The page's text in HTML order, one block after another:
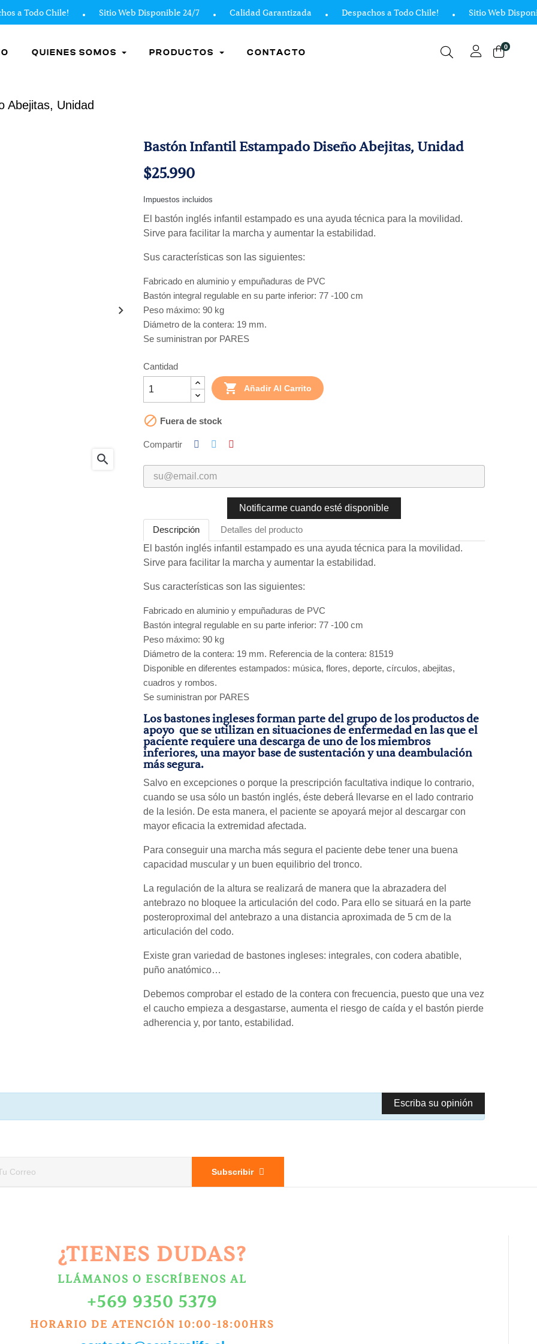
a Todo Chile! Sitio Web Disponible 24/7 Calidad Garantizada Despachos a Todo Chile! Sitio Web Disponible
QUIENES SOMOS PRODUCTOS CONTACTO
0
Abejitas, Unidad
search
Bastón Infantil Estampado Diseño Abejitas, Unidad
$25.990
Impuestos incluidos
El bastón inglés infantil estampado es una ayuda técnica para la movilidad.
Sirve para facilitar la marcha y aumentar la estabilidad.
Sus características son las siguientes:
Fabricado en aluminio y empuñaduras de PVC
Bastón integral regulable en su parte inferior: 77 -100 cm
Peso máximo: 90 kg
Diámetro de la contera: 19 mm.
Se suministran por PARES
Cantidad
 Añadir Al Carrito
 Fuera de stock
Compartir
Notificarme cuando esté disponible
Descripción
Detalles del producto
El bastón inglés infantil estampado es una ayuda técnica para la movilidad.
Sirve para facilitar la marcha y aumentar la estabilidad.
Sus características son las siguientes:
Fabricado en aluminio y empuñaduras de PVC
Bastón integral regulable en su parte inferior: 77 -100 cm
Peso máximo: 90 kg
Diámetro de la contera: 19 mm. Referencia de la contera: 81519
Disponible en diferentes estampados: música, flores, deporte, círculos, abejitas,
cuadros y rombos.
Se suministran por PARES
Los bastones ingleses forman parte del grupo de los productos de
apoyo que se utilizan en situaciones de enfermedad en las que el
paciente requiere una descarga de uno de los miembros
inferiores, una mayor base de sustentación y una deambulación
más segura.
Salvo en excepciones o porque la prescripción facultativa indique lo contrario,
cuando se usa sólo un bastón inglés, éste deberá llevarse en el lado contrario
de la lesión. De esta manera, el paciente se apoyará mejor al descargar con
mayor eficacia la extremidad afectada.
Para conseguir una marcha más segura el paciente debe tener una buena
capacidad muscular y un buen equilibrio del tronco.
La regulación de la altura se realizará de manera que la abrazadera del
antebrazo no bloquee la articulación del codo. Para ello se situará en la parte
posteroproximal del antebrazo a una distancia aproximada de 5 cm de la
articulación del codo.
Existe gran variedad de bastones ingleses: integrales, con codera abatible,
puño anatómico…
Debemos comprobar el estado de la contera con frecuencia, puesto que una vez
el caucho empieza a desgastarse, aumenta el riesgo de caída y el bastón pierde
adherencia y, por tanto, estabilidad.
Escriba su opinión
Subscribir
¿TIENES DUDAS?
LLÁMANOS O ESCRÍBENOS AL
+569 9350 5379
HORARIO DE ATENCIÓN 10:00-18:00HRS